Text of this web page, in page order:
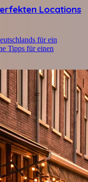
Locations
für ein
Tipps für einen